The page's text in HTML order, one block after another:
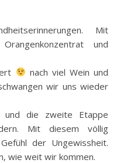
Mit
und
nach viel Wein und
wir uns wieder
die zweite Etappe
Mit diesem völlig
der Ungewissheit.
wie weit wir kommen.